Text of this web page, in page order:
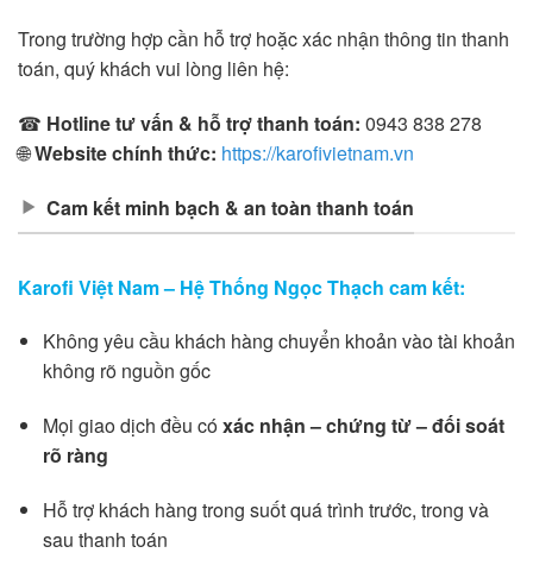
Trong trường hợp cần hỗ trợ hoặc xác nhận thông tin thanh
toán, quý khách vui lòng liên hệ:
☎ Hotline tư vấn & hỗ trợ thanh toán: 0943 838 278
🌐Website chính thức: https://karofivietnam.vn
Cam kết minh bạch & an toàn thanh toán
Karofi Việt Nam – Hệ Thống Ngọc Thạch cam kết:
Không yêu cầu khách hàng chuyển khoản vào tài khoản
không rõ nguồn gốc
Mọi giao dịch đều cóxác nhận – chứng từ – đối soát
rõ ràng
Hỗ trợ khách hàng trong suốt quá trình trước, trong và
sau thanh toán